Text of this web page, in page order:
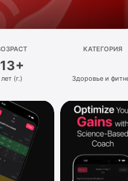
13+
лет (г.)
КАТЕГОРИЯ
Здоровье и